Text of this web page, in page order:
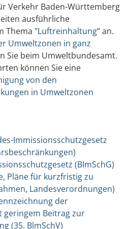
Verkehr Baden-Württemberg
ausführliche
Thema "Luftreinhaltung“ an.
Umweltzonen in ganz
Sie beim Umweltbundesamt.
können Sie eine
von den
in Umweltzonen
Immissionsschutzgesetz
(BImSchG)
Pläne für kurzfristig zu
Landesverordnungen)
der
geringem Beitrag zur
(35. BlmSchV)